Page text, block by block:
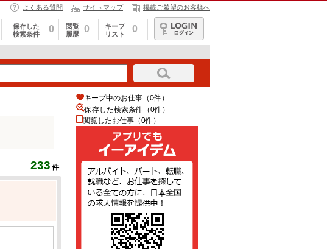
よくある質問 サイトマップ 掲載ご希望のお客様へ
保存した
検索条件
0
閲覧
履歴
0
キープ
リスト
0
ログイン
233 件
キープ中のお仕事（0件）
保存した検索条件（0件）
閲覧したお仕事（0件）